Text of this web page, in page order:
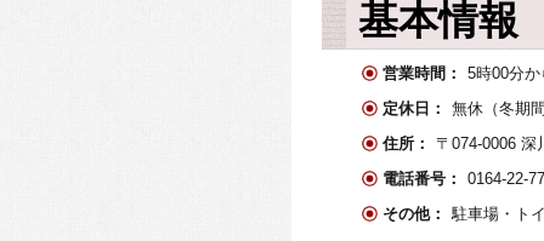
基本情報
営業時間：
5時00分
定休日：
無休（冬期
住所：
〒074-0006 深
電話番号：
0164-22-
その他：
駐車場・ト